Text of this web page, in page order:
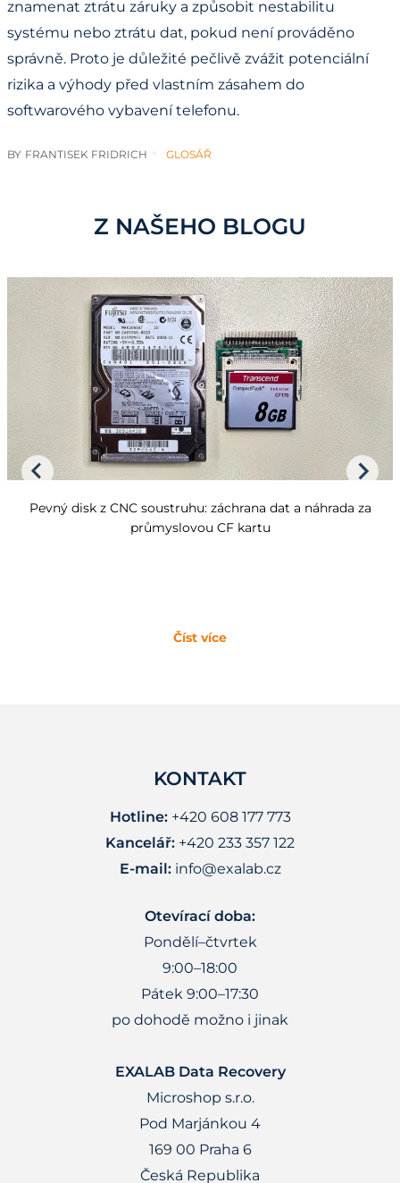
znamenat ztrátu záruky a způsobit nestabilitu
systému nebo ztrátu dat, pokud není prováděno
správně. Proto je důležité pečlivě zvážit potenciální
rizika a výhody před vlastním zásahem do
softwarového vybavení telefonu.
BY FRANTISEK FRIDRICH GLOSÁŘ
Z NAŠEHO BLOGU
Pevný disk z CNC soustruhu: záchrana dat a náhrada za
průmyslovou CF kartu
Číst více
KONTAKT
Hotline:+420 608 177 773
Kancelář: +420 233 357 122
E-mail: info@exalab.cz
Otevírací doba:
Pondělí–čtvrtek
9:00–18:00
Pátek 9:00–17:30
po dohodě možno i jinak
EXALAB Data Recovery
Microshop s.r.o.
Pod Marjánkou 4
169 00 Praha 6
Česká Republika